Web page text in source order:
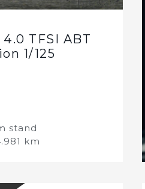
TFSI ABT
1/125
stand
km